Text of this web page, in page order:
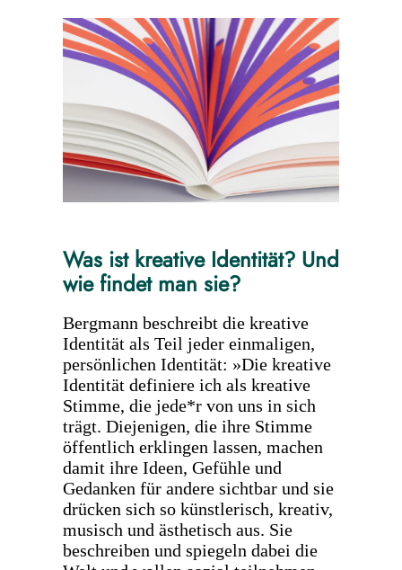
Was ist kreative Identität? Und
wie findet man sie?
Bergmann beschreibt die kreative
Identität als Teil jeder einmaligen,
persönlichen Identität: »Die kreative
Identität definiere ich als kreative
Stimme, die jede*r von uns in sich
trägt. Diejenigen, die ihre Stimme
öffentlich erklingen lassen, machen
damit ihre Ideen, Gefühle und
Gedanken für andere sichtbar und sie
drücken sich so künstlerisch, kreativ,
musisch und ästhetisch aus. Sie
beschreiben und spiegeln dabei die